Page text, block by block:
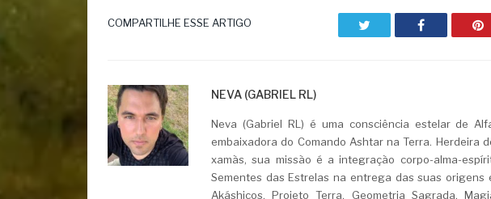
COMPARTILHE ESSE ARTIGO Facebook
NEVA (GABRIEL RL)
Neva (Gabriel RL) é uma consciência estelar de
embaixadora do Comando Ashtar na Terra. Herdeira
xamãs, sua missão é a integração corpo-alma-
Sementes das Estrelas na entrega das suas origens
Akáshicos, Projeto Terra, Geometria Sagrada,